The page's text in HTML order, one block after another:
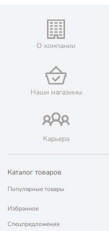
О компании
Наши магазины
Карьера
Каталог товаров
Популярные товары
Избранное
Спецпредложения